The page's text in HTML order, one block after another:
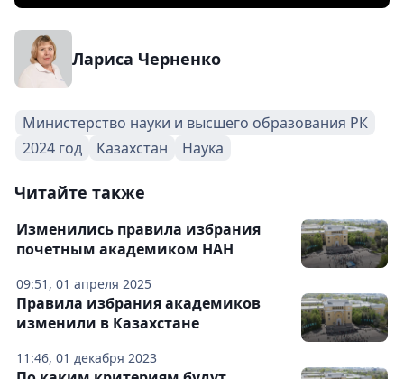
Лариса Черненко
Министерство науки и высшего образования РК
2024 год
Казахстан Наука
Читайте также
09:51, 01 апреля 2025
Изменились правила избрания
почетным академиком НАН
11:46, 01 декабря 2023
Правила избрания академиков
изменили в Казахстане